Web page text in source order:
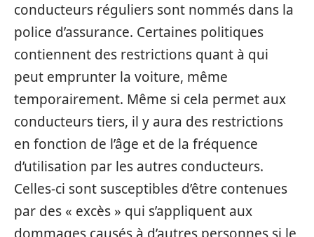
conducteurs réguliers sont nommés dans la
police d’assurance. Certaines politiques
contiennent des restrictions quant à qui
peut emprunter la voiture, même
temporairement. Même si cela permet aux
conducteurs tiers, il y aura des restrictions
en fonction de l’âge et de la fréquence
d’utilisation par les autres conducteurs.
Celles-ci sont susceptibles d’être contenues
par des « excès » qui s’appliquent aux